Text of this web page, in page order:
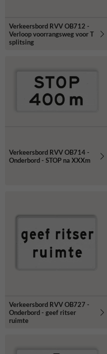
Verkeersbord RVV OB712 -
Verloop voorrangsweg voor T
splitsing
Verkeersbord RVV OB714 -
Onderbord - STOP na XXXm
Verkeersbord RVV OB727 -
Onderbord - geef ritser
ruimte